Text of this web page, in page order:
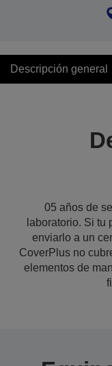
Descripción general
05 años de
laboratorio. Si tu
enviarlo a un
CoverPlus no
elementos de